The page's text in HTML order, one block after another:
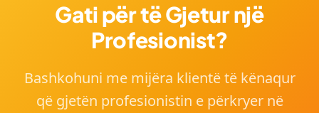
Gati për të Gjetur një
Profesionist?
Bashkohuni me mijëra klientë të kënaqur
që gjetën profesionistin e përkryer në